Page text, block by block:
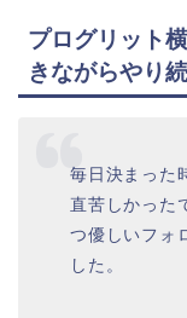
プログリット
きながらやり
毎日決まった
直苦しかった
つ優しいフォ
した。